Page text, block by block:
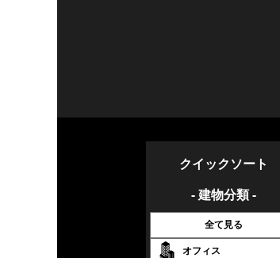
クイックソート
- 建物分類 -
全て見る
オフィス